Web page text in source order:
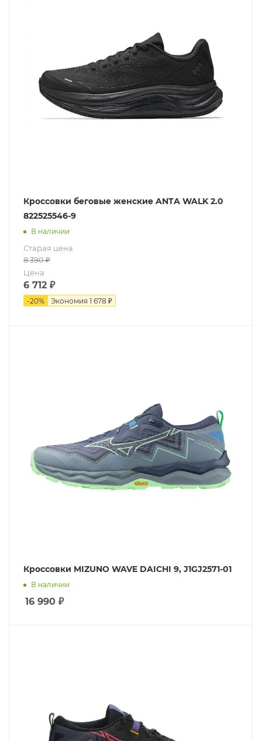
Кроссовки беговые женские ANTA WALK 2.0
822525546-9
В наличии
Старая цена
8 390₽
Цена
6 712 ₽
-20% Экономия 1 678 ₽
Кроссовки MIZUNO WAVE DAICHI 9, J1GJ2571-01
В наличии
16 990 ₽